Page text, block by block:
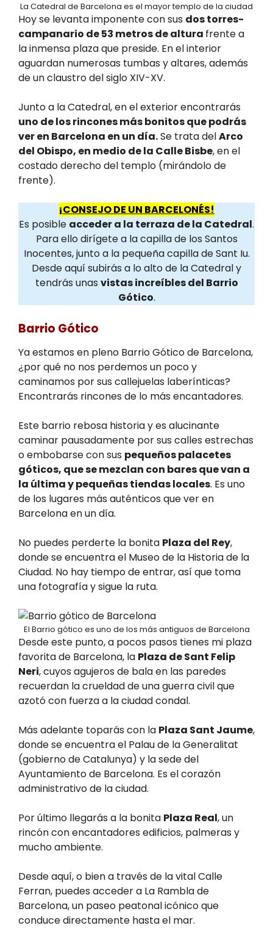
La Catedral de Barcelona es el mayor templo de la ciudad
Hoy se levanta imponente con sus dos torres-
campanario de 53 metros de altura frente a
la inmensa plaza que preside. En el interior
aguardan numerosas tumbas y altares, además
de un claustro del siglo XIV-XV.
Junto a la Catedral, en el exterior encontrarás
uno de los rincones más bonitos que podrás
ver en Barcelona en un día.Se trata delArco
del Obispo, en medio de la Calle Bisbe, en el
costado derecho del templo (mirándolo de
frente).
¡CONSEJO DE UN BARCELONÉS!
Es posible acceder a la terraza de la Catedral.
Para ello dirígete a la capilla de los Santos
Inocentes, junto a la pequeña capilla de Sant Iu.
Desde aquí subirás a lo alto de la Catedral y
tendrás unas vistas increíbles del Barrio
Gótico.
Barrio Gótico
Ya estamos en pleno Barrio Gótico de Barcelona,
¿por qué no nos perdemos un poco y
caminamos por sus callejuelas laberínticas?
Encontrarás rincones de lo más encantadores.
Este barrio rebosa historia y es alucinante
caminar pausadamente por sus calles estrechas
o embobarse con sus pequeños palacetes
góticos, que se mezclan con bares que van a
la última y pequeñas tiendas locales. Es uno
de los lugares más auténticos que ver en
Barcelona en un día.
No puedes perderte la bonita Plaza del Rey,
donde se encuentra el Museo de la Historia de la
Ciudad. No hay tiempo de entrar, así que toma
una fotografía y sigue la ruta.
El Barrio gótico es uno de los más antiguos de Barcelona
Desde este punto, a pocos pasos tienes mi plaza
favorita de Barcelona, la Plaza de Sant Felip
Neri, cuyos agujeros de bala en las paredes
recuerdan la crueldad de una guerra civil que
azotó con fuerza a la ciudad condal.
Más adelante toparás con la Plaza Sant Jaume,
donde se encuentra el Palau de la Generalitat
(gobierno de Catalunya) y la sede del
Ayuntamiento de Barcelona. Es el corazón
administrativo de la ciudad.
Por último llegarás a la bonita Plaza Real, un
rincón con encantadores edificios, palmeras y
mucho ambiente.
Desde aquí, o bien a través de la vital Calle
Ferran, puedes acceder a La Rambla de
Barcelona, un paseo peatonal icónico que
conduce directamente hasta el mar.